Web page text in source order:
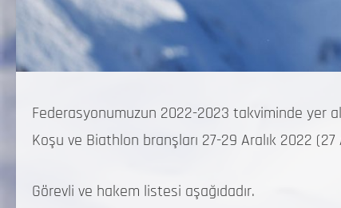
Federasyonumuzun 2022-2023 takviminde yer
Koşu ve Biathlon branşları 27-29 Aralık 2022
Görevli ve hakem listesi aşağıdadır.